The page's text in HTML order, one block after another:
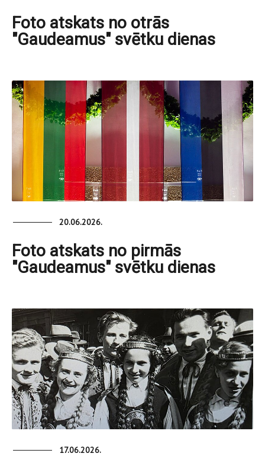
Foto atskats no otrās
"Gaudeamus" svētku dienas
20.06.2026.
Foto atskats no pirmās
"Gaudeamus" svētku dienas
17.06.2026.